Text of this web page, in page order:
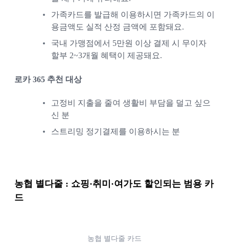
가족카드를 발급해 이용하시면 가족카드의 이
용금액도 실적 산정 금액에 포함돼요.
국내 가맹점에서 5만원 이상 결제 시 무이자
할부 2~3개월 혜택이 제공돼요.
로카 365 추천 대상
고정비 지출을 줄여 생활비 부담을 덜고 싶으
신 분
스트리밍 정기결제를 이용하시는 분
농협 별다줄 : 쇼핑·취미·여가도 할인되는 범용 카
드
농협 별다줄 카드